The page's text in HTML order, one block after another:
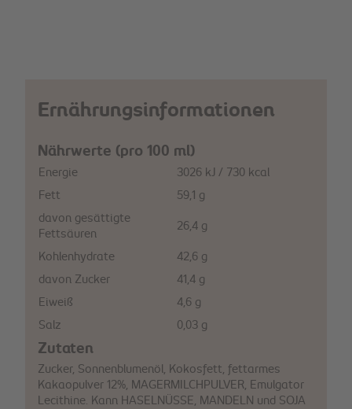
Ernährungsinformationen
Nährwerte (pro 100 ml)
Energie 3026 kJ / 730 kcal
Fett 59,1 g
davon gesättigte
Fettsäuren
26,4 g
Kohlenhydrate 42,6 g
davon Zucker 41,4 g
Eiweiß 4,6 g
Salz 0,03 g
Zutaten
Zucker, Sonnenblumenöl, Kokosfett, fettarmes
Kakaopulver 12%, MAGERMILCHPULVER, Emulgator
Lecithine. Kann HASELNÜSSE, MANDELN und SOJA